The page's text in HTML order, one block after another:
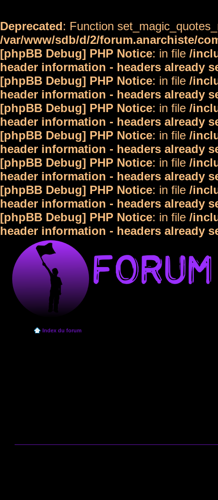
Deprecated: Function
/var/www/sdb/d/2/forum.anarchiste/
[phpBB Debug] PHP Notice: in file /
header information - headers already
[phpBB Debug] PHP Notice: in file /
header information - headers already
[phpBB Debug] PHP Notice: in file /
header information - headers already
[phpBB Debug] PHP Notice: in file /
header information - headers already
[phpBB Debug] PHP Notice: in file /
header information - headers already
[phpBB Debug] PHP Notice: in file /
header information - headers already
[phpBB Debug] PHP Notice: in file /
header information - headers already
Index du forum